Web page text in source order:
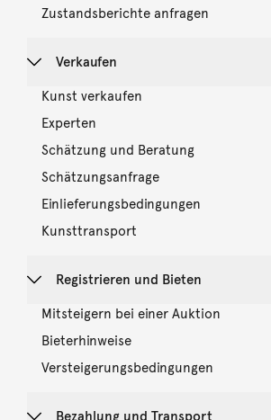
Zustandsberichte anfragen
Verkaufen
Kunst verkaufen
Experten
Schätzung und Beratung
Schätzungsanfrage
Einlieferungsbedingungen
Kunsttransport
Registrieren und Bieten
Mitsteigern bei einer Auktion
Bieterhinweise
Versteigerungsbedingungen
Bezahlung und Transport